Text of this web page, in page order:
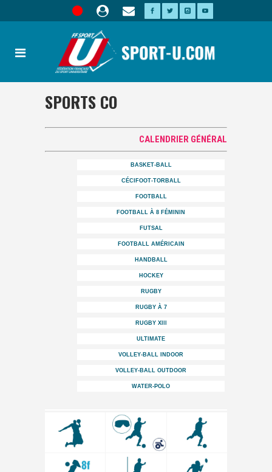
SPORTS CO
CALENDRIER GÉNÉRAL
BASKET-BALL
CÉCIFOOT-TORBALL
FOOTBALL
FOOTBALL À 8 FÉMININ
FUTSAL
FOOTBALL AMÉRICAIN
HANDBALL
HOCKEY
RUGBY
RUGBY À 7
RUGBY Xlll
ULTIMATE
VOLLEY-BALL INDOOR
VOLLEY-BALL OUTDOOR
WATER-POLO